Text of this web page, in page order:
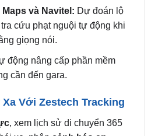
giọng nói.
động nâng cấp phần mềm
cần đến gara.
Xa Với Zestech Tracking
xe, nhậncảnh báo an